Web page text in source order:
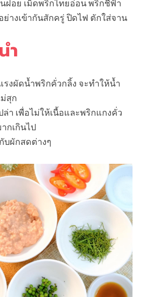
ฝอย เม็ดพริกไทยอ่อน พริกชี้ฟ้า
างเข้ากันสักครู่ ปิดไฟ ตักใส่จาน
ำ
รงผัดน้ำพริกคั่วกลิ้ง จะทำให้น้ำ
สุก
ล่า เพื่อไม่ให้เนื้อและพริกแกงคั่ว
กเกินไป
บผักสดต่างๆ